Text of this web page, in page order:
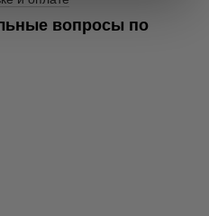
вопросы по